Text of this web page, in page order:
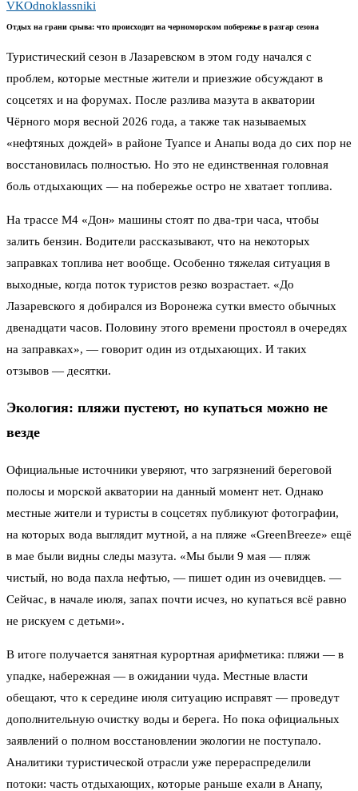
VKOdnoklassniki
Отдых на грани срыва: что происходит на черноморском побережье в разгар сезона
Туристический сезон в Лазаревском в этом году начался с
проблем, которые местные жители и приезжие обсуждают в
соцсетях и на форумах. После разлива мазута в акватории
Чёрного моря весной 2026 года, а также так называемых
«нефтяных дождей» в районе Туапсе и Анапы вода до сих пор не
восстановилась полностью. Но это не единственная головная
боль отдыхающих — на побережье остро не хватает топлива.
На трассе М4 «Дон» машины стоят по два-три часа, чтобы
залить бензин. Водители рассказывают, что на некоторых
заправках топлива нет вообще. Особенно тяжелая ситуация в
выходные, когда поток туристов резко возрастает. «До
Лазаревского я добирался из Воронежа сутки вместо обычных
двенадцати часов. Половину этого времени простоял в очередях
на заправках», — говорит один из отдыхающих. И таких
отзывов — десятки.
Экология: пляжи пустеют, но купаться можно не
везде
Официальные источники уверяют, что загрязнений береговой
полосы и морской акватории на данный момент нет. Однако
местные жители и туристы в соцсетях публикуют фотографии,
на которых вода выглядит мутной, а на пляже «GreenBreeze» ещё
в мае были видны следы мазута. «Мы были 9 мая — пляж
чистый, но вода пахла нефтью, — пишет один из очевидцев. —
Сейчас, в начале июля, запах почти исчез, но купаться всё равно
не рискуем с детьми».
В итоге получается занятная курортная арифметика: пляжи — в
упадке, набережная — в ожидании чуда. Местные власти
обещают, что к середине июля ситуацию исправят — проведут
дополнительную очистку воды и берега. Но пока официальных
заявлений о полном восстановлении экологии не поступало.
Аналитики туристической отрасли уже перераспределили
потоки: часть отдыхающих, которые раньше ехали в Анапу,